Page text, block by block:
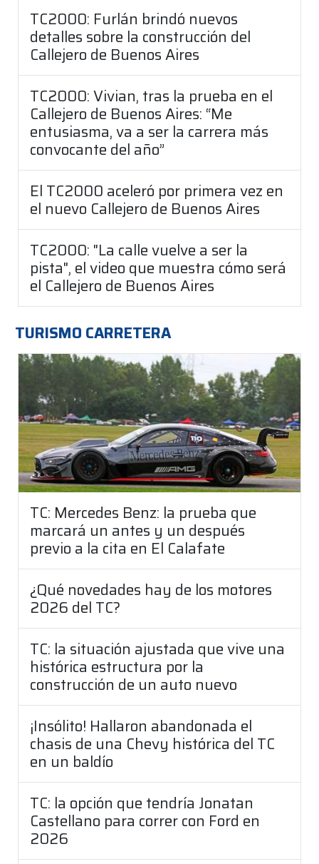
TC2000: Furlán brindó nuevos
detalles sobre la construcción del
Callejero de Buenos Aires
TC2000: Vivian, tras la prueba en el
Callejero de Buenos Aires: “Me
entusiasma, va a ser la carrera más
convocante del año”
El TC2000 aceleró por primera vez en
el nuevo Callejero de Buenos Aires
TC2000: "La calle vuelve a ser la
pista", el video que muestra cómo será
el Callejero de Buenos Aires
TURISMO CARRETERA
TC: Mercedes Benz: la prueba que
marcará un antes y un después
previo a la cita en El Calafate
¿Qué novedades hay de los motores
2026 del TC?
TC: la situación ajustada que vive una
histórica estructura por la
construcción de un auto nuevo
¡Insólito! Hallaron abandonada el
chasis de una Chevy histórica del TC
en un baldío
TC: la opción que tendría Jonatan
Castellano para correr con Ford en
2026